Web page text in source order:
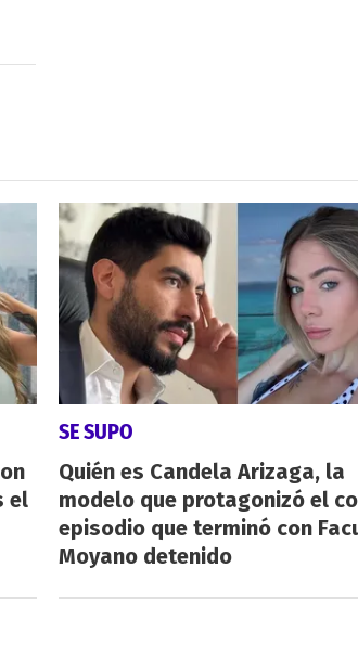
el
SE SUPO
Quién es Candela Arizaga, la
modelo que protagonizó el
episodio que terminó con
Moyano detenido